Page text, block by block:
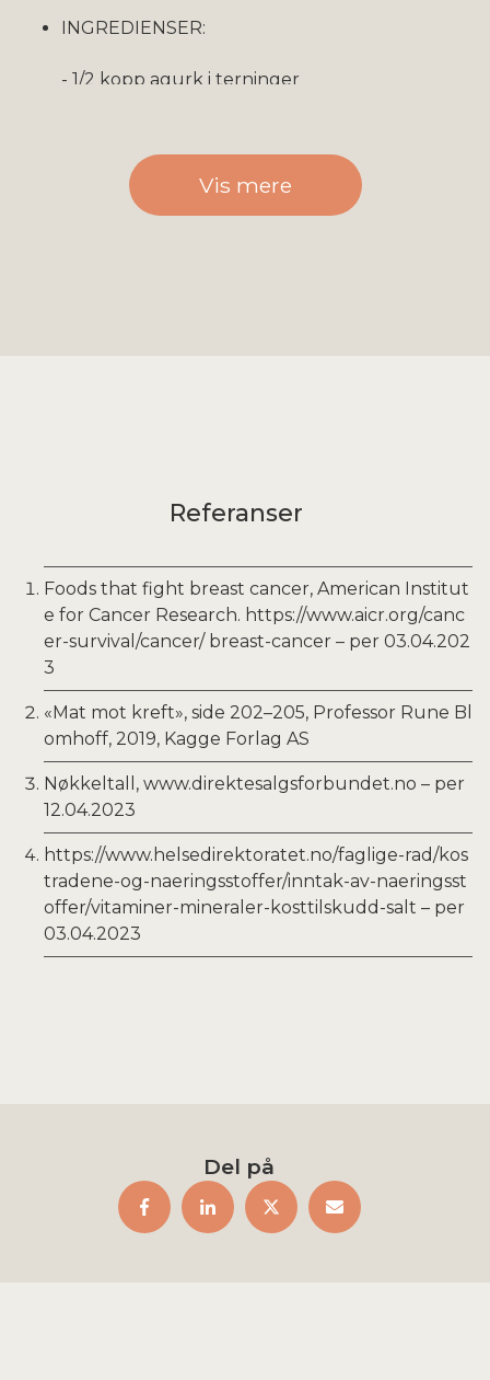
INGREDIENSER:
- 1/2 kopp agurk i terninger
- 2 små fedd hvitløk, finhakket
- 2 mellomstore avokadoer i terninger
DRESSING:
- Skall fra 1 sitron
- 2 ts Dijon-sennep
- 1 ss olivenolje
- 1 ts honning
- 1/2 ts malt spisskummen
- Visp alle ingrediensene til dressingen
sammen i en egen bolle
Vis mere
Referanser
Foods that fight breast cancer, American Institut
e for Cancer Research. https://www.aicr.org/canc
er-survival/cancer/ breast-cancer – per 03.04.202
3
«Mat mot kreft», side 202–205, Professor Rune Bl
omhoff, 2019, Kagge Forlag AS
Nøkkeltall, www.direktesalgsforbundet.no – per
12.04.2023
https://www.helsedirektoratet.no/faglige-rad/kos
tradene-og-naeringsstoffer/inntak-av-naeringsst
offer/vitaminer-mineraler-kosttilskudd-salt – per
03.04.2023
Del på